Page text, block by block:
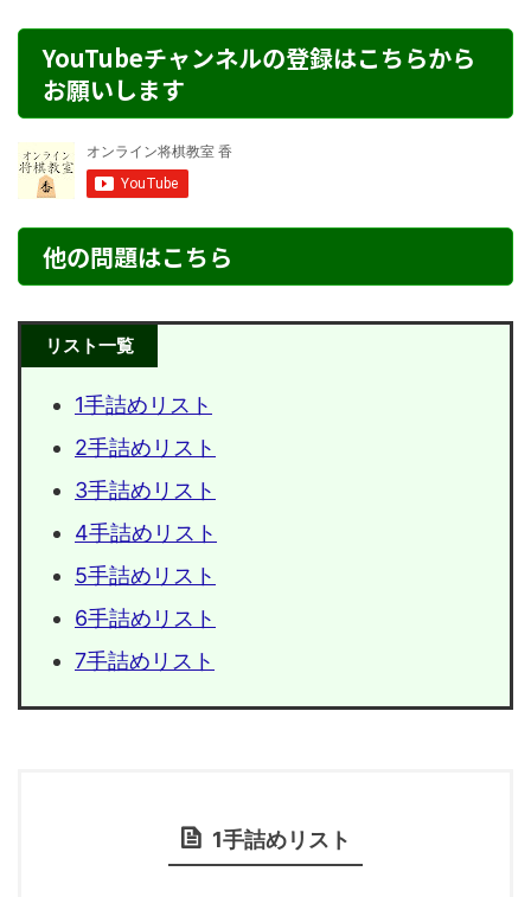
YouTubeチャンネルの登録はこちらから
お願いします
他の問題はこちら
リスト一覧
1手詰めリスト
2手詰めリスト
3手詰めリスト
4手詰めリスト
5手詰めリスト
6手詰めリスト
7手詰めリスト
1手詰めリスト